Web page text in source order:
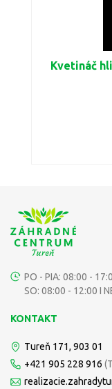
Kvetináč
PO - PIA: 08:00 -
SO: 08:00 - 12:00 I
KONTAKT
Tureň 171, 903 01
+421 905 228 916